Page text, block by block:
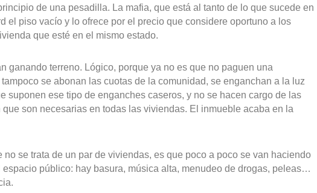
de una pesadilla. La mafia, que está al tanto de lo que sucede en
el piso vacío y lo ofrece por el precio que considere oportuno a los
que esté en el mismo estado.
ganando terreno. Lógico, porque ya no es que no paguen una
se abonan las cuotas de la comunidad, se enganchan a la luz
suponen ese tipo de enganches caseros, y no se hacen cargo de las
son necesarias en todas las viviendas. El inmueble acaba en la
se trata de un par de viviendas, es que poco a poco se van haciendo
público: hay basura, música alta, menudeo de drogas, peleas…